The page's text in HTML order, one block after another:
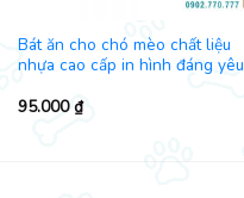
Bát ăn cho chó mèo chất liệu
nhựa cao cấp in hình đáng yêu
95.000₫